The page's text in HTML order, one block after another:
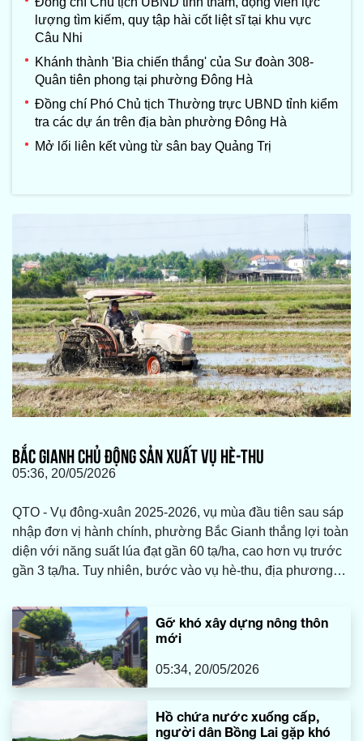
lượng tìm kiếm, quy tập hài cốt liệt sĩ tại khu vực
Câu Nhi
Khánh thành 'Bia chiến thắng' của Sư đoàn 308-
Quân tiên phong tại phường Đông Hà
Đồng chí Phó Chủ tịch Thường trực UBND tỉnh kiểm
tra các dự án trên địa bàn phường Đông Hà
Mở lối liên kết vùng từ sân bay Quảng Trị
BẮC GIANH CHỦ ĐỘNG SẢN XUẤT VỤ HÈ-THU
05:36, 20/05/2026
QTO - Vụ đông-xuân 2025-2026, vụ mùa đầu tiên sau sáp
nhập đơn vị hành chính, phường Bắc Gianh thắng lợi toàn
diện với năng suất lúa đạt gần 60 tạ/ha, cao hơn vụ trước
gần 3 tạ/ha. Tuy nhiên, bước vào vụ hè-thu, địa phương
nước và chi phí sản xuất.
Gỡ khó xây dựng nông thôn
mới
05:34, 20/05/2026
Hồ chứa nước xuống cấp,
người dân Bồng Lai gặp khó